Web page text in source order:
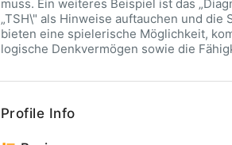
muss. Ein weiteres Beispiel ist das
„TSH\" als Hinweise auftauchen und
bieten eine spielerische Möglichkeit,
logische Denkvermögen sowie die
Profile Info